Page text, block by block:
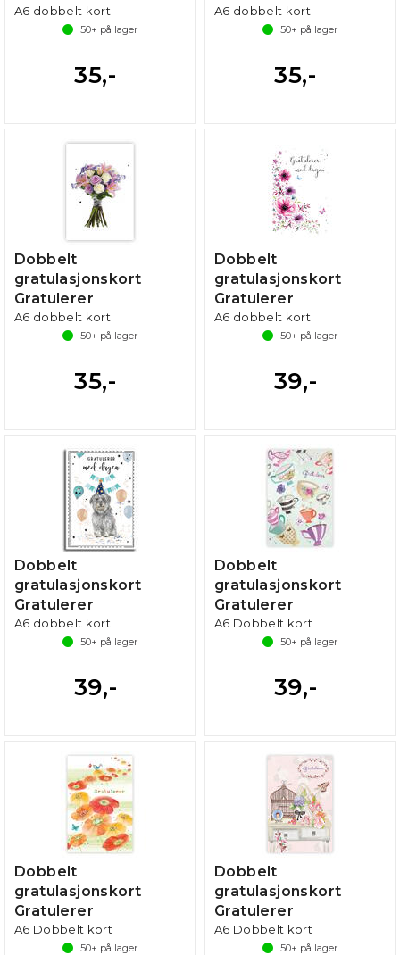
A6 dobbelt kort
50+ på lager
35,-
A6 dobbelt kort
50+ på lager
35,-
Dobbelt
gratulasjonskort
Gratulerer
A6 dobbelt kort
50+ på lager
35,-
Dobbelt
gratulasjonskort
Gratulerer
A6 dobbelt kort
50+ på lager
39,-
Dobbelt
gratulasjonskort
Gratulerer
A6 dobbelt kort
50+ på lager
39,-
Dobbelt
gratulasjonskort
Gratulerer
A6 Dobbelt kort
50+ på lager
39,-
Dobbelt
gratulasjonskort
Gratulerer
A6 Dobbelt kort
50+ på lager
Dobbelt
gratulasjonskort
Gratulerer
A6 Dobbelt kort
50+ på lager